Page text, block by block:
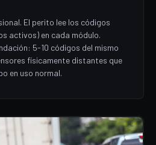
El perito lee los códigos
activos) en cada módulo.
5-10 códigos del mismo
físicamente distantes que
en uso normal.